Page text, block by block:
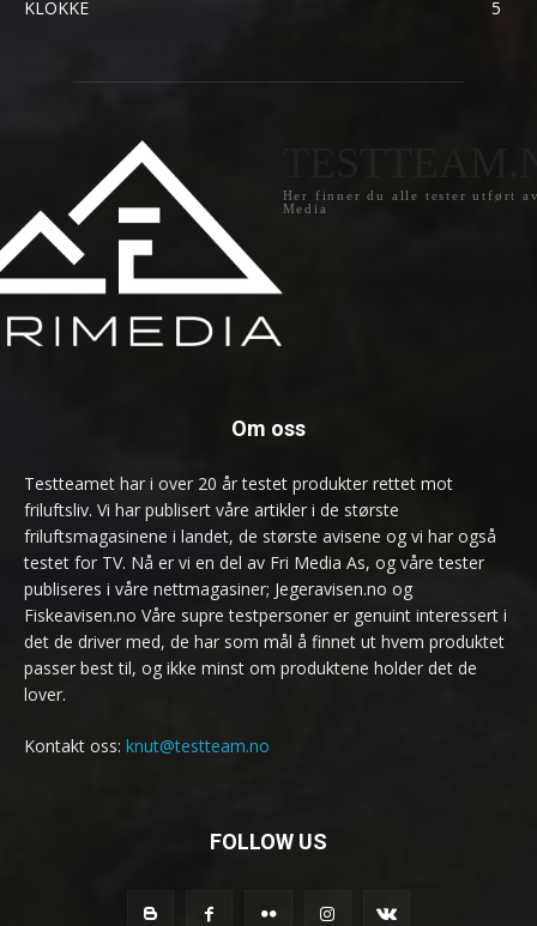
KLOKKE
5
Her finner du alle tester utført
Media
Om oss
Testteamet har i over 20 år testet produkter rettet mot
friluftsliv. Vi har publisert våre artikler i de største
friluftsmagasinene i landet, de største avisene og vi har også
testet for TV. Nå er vi en del av Fri Media As, og våre tester
publiseres i våre nettmagasiner; Jegeravisen.no og
Fiskeavisen.no Våre supre testpersoner er genuint interessert i
det de driver med, de har som mål å finnet ut hvem produktet
passer best til, og ikke minst om produktene holder det de
lover.
Kontakt oss: knut@testteam.no
FOLLOW US